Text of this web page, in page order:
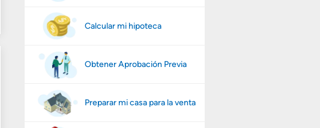
Calcular mi hipoteca
Obtener Aprobación Previa
Preparar mi casa para la venta